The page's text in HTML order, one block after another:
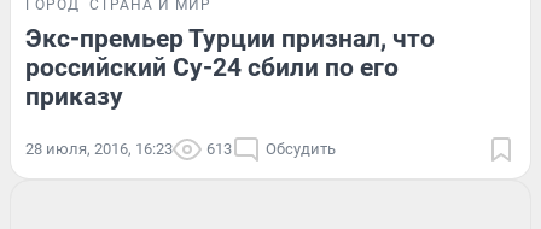
ГОРОД СТРАНА И МИР
Экс-премьер Турции признал, что
российский Су-24 сбили по его
приказу
28 июля, 2016, 16:23 613 Обсудить